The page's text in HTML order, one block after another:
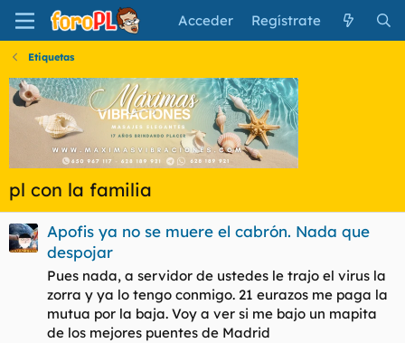
Acceder Regístrate
Etiquetas
pl con la familia
Apofis ya no se muere el cabrón. Nada que
despojar
Pues nada, a servidor de ustedes le trajo el virus la
zorra y ya lo tengo conmigo. 21 eurazos me paga la
mutua por la baja. Voy a ver si me bajo un mapita
de los mejores puentes de Madrid